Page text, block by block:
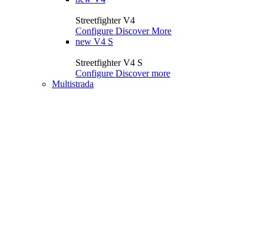
Streetfighter V4
Configure Discover More
new V4 S
Streetfighter V4 S
Configure Discover more
Multistrada